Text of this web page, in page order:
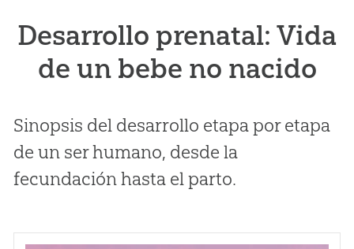
Desarrollo prenatal: Vida
de un bebe no nacido
Sinopsis del desarrollo etapa por etapa
de un ser humano, desde la
fecundación hasta el parto.